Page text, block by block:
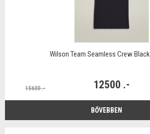
Wilson Team Seamless Crew
15600 .- 12500 .-
BŐVEBBEN